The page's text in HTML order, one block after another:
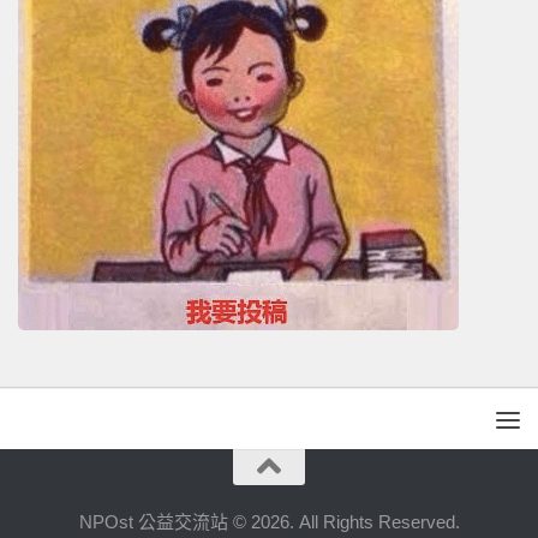
NPOst 公益交流站 © 2026. All Rights Reserved.